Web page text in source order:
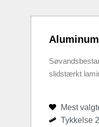
slidstærkt
Mest
Tykkelse